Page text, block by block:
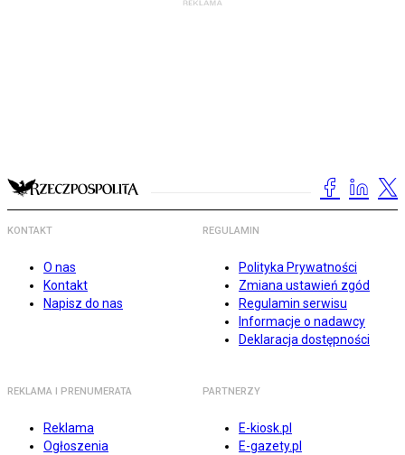
KONTAKT
O nas
Kontakt
Napisz do nas
REGULAMIN
Polityka Prywatności
Zmiana ustawień zgód
Regulamin serwisu
Informacje o nadawcy
Deklaracja dostępności
REKLAMA I PRENUMERATA
Reklama
Ogłoszenia
PARTNERZY
E-kiosk.pl
E-gazety.pl